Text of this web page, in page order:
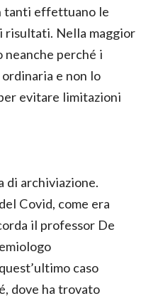
tanti effettuano le
risultati. Nella maggior
perché i
e non lo
evitare limitazioni
di archiviazione.
Covid, come era
il professor De
caso
dove ha trovato